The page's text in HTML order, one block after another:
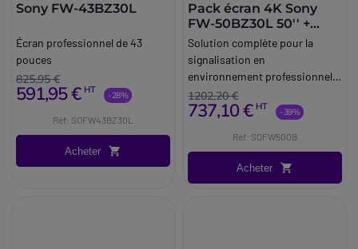
Sony FW-43BZ30L
Écran professionnel de 43
pouces
825,95 €
591,95 € HT -28%
Réf: SOFW43BZ30L
Acheter
Pack écran 4K Sony
FW-50BZ30L 50'' +
support plafond
Neomounts
Solution complète pour la
signalisation en
environnement professionnel,
avec écran 4K Sony de 50
pouces et support plafond
1202,20 €
737,10 € HT -39%
Réf: SOFW500B
Acheter